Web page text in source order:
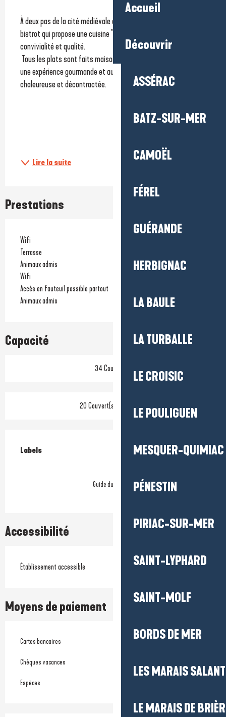
Accueil
Découvrir
ASSÉRAC
BATZ-SUR-MER
CAMOËL
FÉREL
GUÉRANDE
HERBIGNAC
LA BAULE
LA TURBALLE
LE CROISIC
LE POULIGUEN
MESQUER-QUIMIAC
PÉNESTIN
PIRIAC-SUR-MER
SAINT-LYPHARD
SAINT-MOLF
BORDS DE MER
LES MARAIS
LE MARAIS DE
Description
À deux pas de la cité médiévale de Guérande, L'Agapé est un
bistrot qui propose une cuisine "bistronomique" alliant
convivialité et qualité.
une expérience gourmande et authentique dans une ambiance
chaleureuse et décontractée.
Lire la suite
Prestations
Wifi
Terrasse
Animaux admis
Wifi
Accès en fauteuil possible partout
Animaux admis
Capacité
34 Couvert(s)
20 Couvert(s) en terrasse
Offres de prestations
Labels
Labels
Guide du Routard
Accessibilité
Établissement accessible
Moyens de paiement
Cartes bancaires
Chèques vacances
Espèces